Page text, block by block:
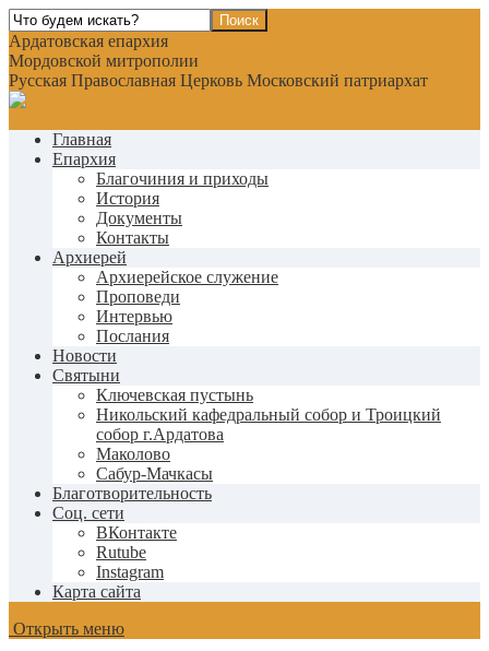
Ардатовская епархия
Мордовской митрополии
Русская Православная Церковь Московский патриархат
Главная
Епархия
Благочиния и приходы
История
Документы
Контакты
Архиерей
Архиерейское служение
Проповеди
Интервью
Послания
Новости
Святыни
Ключевская пустынь
Никольский кафедральный собор и Троицкий
собор г.Ардатова
Маколово
Сабур-Мачкасы
Благотворительность
Соц. сети
ВКонтакте
Rutube
Instagram
Карта сайта
Открыть меню